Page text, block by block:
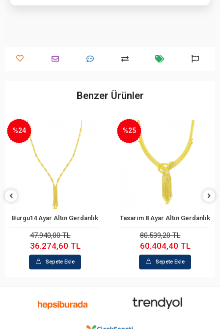
Benzer Ürünler
Ekle
Altın Gerdanlık
TL
Sepete Ekle
Tasarım 8 Ayar Altın Gerdanlık
%25
60.404,40 TL
%14